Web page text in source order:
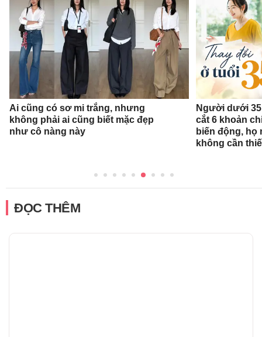
Ai cũng có sơ mi trắng, nhưng
không phải ai cũng biết mặc đẹp
như cô nàng này
Người dưới
cắt 6 khoản
biến động, họ
không cần
ĐỌC THÊM